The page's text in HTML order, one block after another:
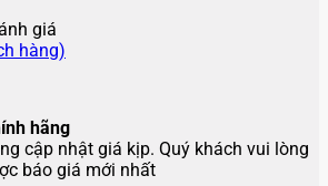
giá
hàng)
hãng
cập nhật giá kịp. Quý khách vui lòng
báo giá mới nhất